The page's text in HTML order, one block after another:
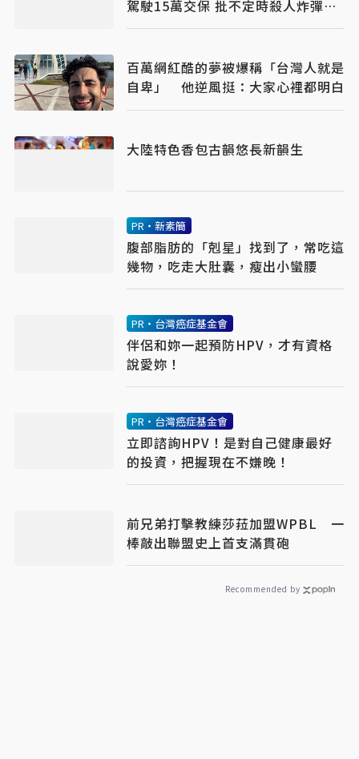
駕駛15萬交保 批不定時殺人炸彈應
再聲押
百萬網紅酷的夢被爆稱「台灣人就是
自卑」 他逆風挺：大家心裡都明白
大陸特色香包古韻悠長新韻生
PR・新素簡
腹部脂肪的「剋星」找到了，常吃這
幾物，吃走大肚囊，瘦出小蠻腰
PR・台灣癌症基金會
伴侶和妳一起預防HPV，才有資格
說愛妳！
PR・台灣癌症基金會
立即諮詢HPV！是對自己健康最好
的投資，把握現在不嫌晚！
前兄弟打擊教練莎菈加盟WPBL 一
棒敲出聯盟史上首支滿貫砲
Recommended by